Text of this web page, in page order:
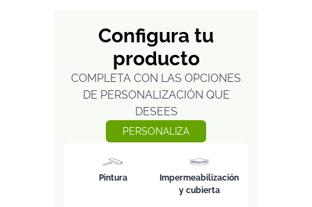
Configura tu
producto
COMPLETA CON LAS OPCIONES
DE PERSONALIZACIÓN QUE
DESEES
PERSONALIZA
Pintura
Impermeabilización
y cubierta